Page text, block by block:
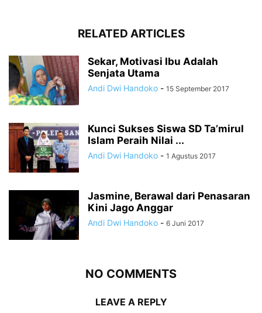
RELATED ARTICLES
Sekar, Motivasi Ibu Adalah
Senjata Utama
Andi Dwi Handoko - 15 September 2017
Kunci Sukses Siswa SD Ta’mirul
Islam Peraih Nilai ...
Andi Dwi Handoko - 1 Agustus 2017
Jasmine, Berawal dari Penasaran
Kini Jago Anggar
Andi Dwi Handoko - 6 Juni 2017
NO COMMENTS
LEAVE A REPLY